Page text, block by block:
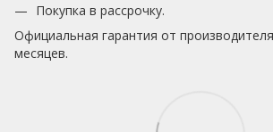
Покупка в рассрочку.
Официальная гарантия от
месяцев.